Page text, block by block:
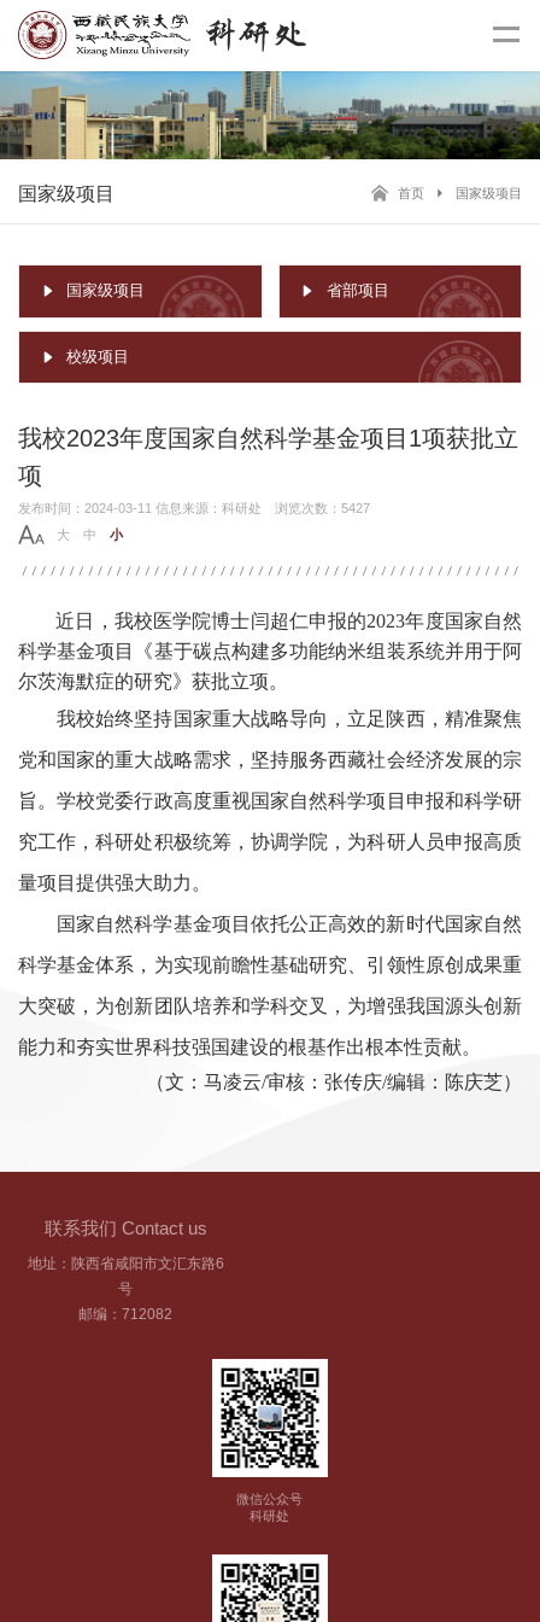
国家级项目 首页 国家级项目
国家级项目 省部项目
校级项目
我校2023年度国家自然科学基金项目1项获批立
项
发布时间：2024-03-11 信息来源：科研处 浏览次数：5427
大
中 小
近日，我校医学院博士闫超仁申报的2023年度国家自然
科学基金项目《基于碳点构建多功能纳米组装系统并用于阿
尔茨海默症的研究》获批立项。
我校始终坚持国家重大战略导向，立足陕西，精准聚焦
党和国家的重大战略需求，坚持服务西藏社会经济发展的宗
旨。学校党委行政高度重视国家自然科学项目 申报和科学研
究工作，科研处积极统筹， 协调学院， 为科研人员申报高质
量项目提供强大助力。
国家自然科学基金项目依托公正高效的新时代国家自然
科学基金体系，为实现前瞻性基础研究、引领性原创成果重
大突破，为创新团队培养和学科交叉，为增强我国源头创新
能力和夯实世界科技强国建设的根基作出根本性贡献。
（文：马凌云/审核：张传庆/编辑：陈庆芝）
联系我们 Contact us
地址：陕西省咸阳市文汇东路6
号
邮编：712082
微信公众号
科研处